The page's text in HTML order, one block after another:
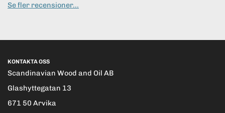
Se fler recensioner...
KONTAKTA OSS
Scandinavian Wood and Oil AB
Glashyttegatan 13
671 50 Arvika